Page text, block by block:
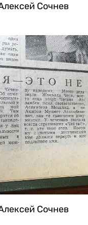
Сочнев
Сочнев